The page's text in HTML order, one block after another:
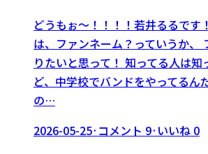
どうもぉ〜！！！！若井るるです
は、ファンネーム？っていうか、
りたいと思って！ 知ってる人は
ど、中学校でバンドをやってるん
の…
2026-05-25· コメント 9· いいね 0